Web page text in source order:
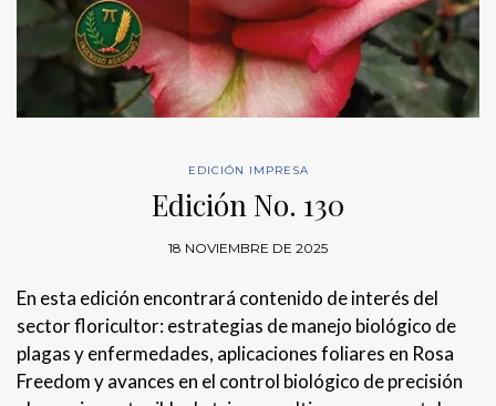
EDICIÓN IMPRESA
Edición No. 130
18 NOVIEMBRE DE 2025
En esta edición encontrará contenido de interés del
sector floricultor: estrategias de manejo biológico de
plagas y enfermedades, aplicaciones foliares en Rosa
Freedom y avances en el control biológico de precisión